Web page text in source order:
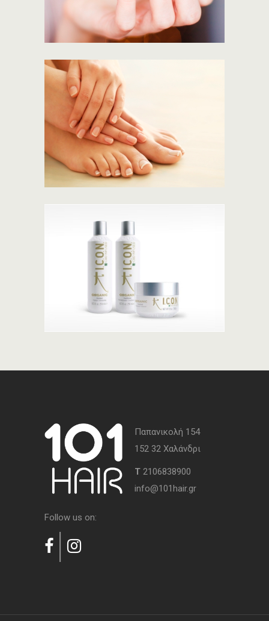
French Love
101gallery
I.C.O.N. Organic
Regimedy
Παπανικολή 154
152 32 Χαλάνδρι
Τ 2106838900
info@101hair.gr
Follow us on: